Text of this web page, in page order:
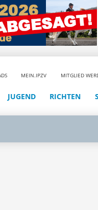
MEIN.IPZV MITGLIED
JUGEND RICHTEN